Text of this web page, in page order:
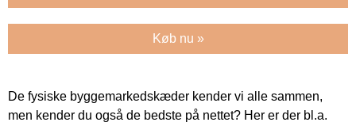
Køb nu »
De fysiske byggemarkedskæder kender vi alle sammen,
men kender du også de bedste på nettet? Her er der bl.a.